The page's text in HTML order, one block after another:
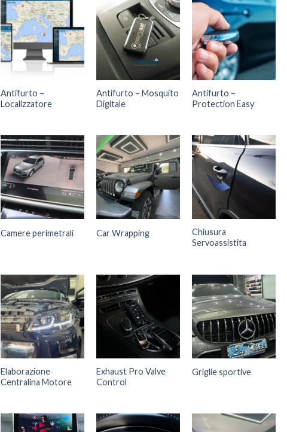
Antifurto –
Localizzatore
Antifurto – Mosquito
Digitale
Antifurto –
Protection Easy
Camere perimetrali Car Wrapping
Chiusura
Servoassistita
Elaborazione
Centralina Motore
Exhaust Pro Valve
Control
Griglie sportive